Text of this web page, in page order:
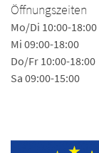
Öffnungszeiten
Mo/Di 10:00-18:00
Mi 09:00-18:00
Do/Fr 10:00-18:00
Sa 09:00-15:00